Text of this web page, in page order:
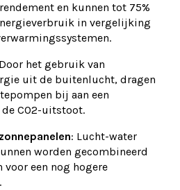
en kunnen tot 75%
in vergelijking
het gebruik van
uit de buitenlucht, dragen
bij aan een
CO2-uitstoot.
: Lucht-water
worden gecombineerd
voor een nog hogere